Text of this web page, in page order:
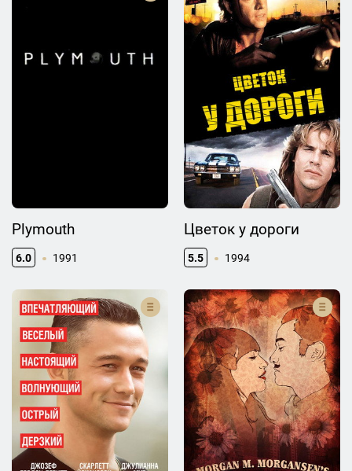
Plymouth
6.0 1991
Цветок у дороги
5.5 1994